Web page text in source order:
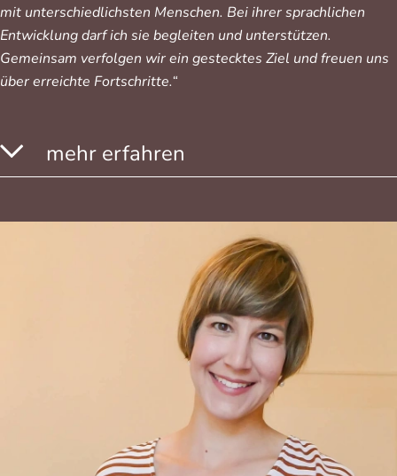
mit unterschiedlichsten Menschen. Bei ihrer sprachlichen
Entwicklung darf ich sie begleiten und unterstützen.
Gemeinsam verfolgen wir ein gestecktes Ziel und freuen uns
über erreichte Fortschritte.“
mehr erfahren